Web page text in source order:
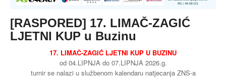
Veterani
Buzin
[RASPORED] 17. LIMAČ-ZAGIĆ
LJETNI KUP u Buzinu
17. LIMAČ-ZAGIĆ LJETNI KUP U BUZINU
od 04.LIPNJA do 07.LIPNJA 2026.g.
turnir se nalazi u službenom kalendaru natjecanja ZNS-a